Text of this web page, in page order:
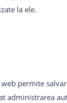
la ele.
permite
administrarea